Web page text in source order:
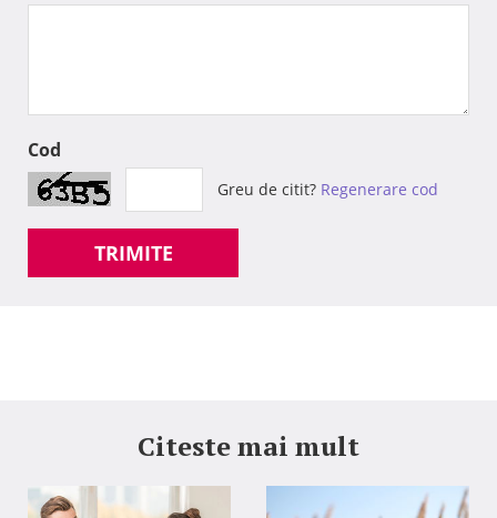
Cod
Greu de citit? Regenerare cod
TRIMITE
Citeste mai mult